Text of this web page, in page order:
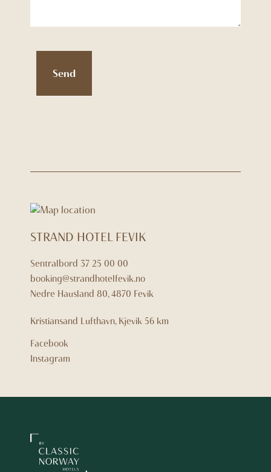
Send
STRAND HOTEL FEVIK
Sentralbord 37 25 00 00
booking@strandhotelfevik.no
Nedre Hausland 80, 4870 Fevik
Kristiansand Lufthavn, Kjevik 56 km
Facebook
Instagram